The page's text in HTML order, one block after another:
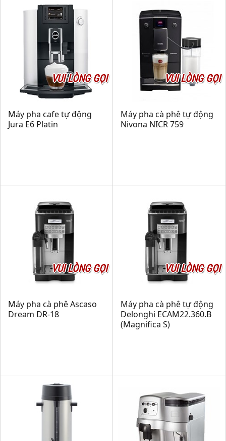
VUI LÒNG GỌI
Máy pha cafe tự động
Jura E6 Platin
VUI LÒNG GỌI
Máy pha cà phê tự động
Nivona NICR 759
VUI LÒNG GỌI
Máy pha cà phê Ascaso
Dream DR-18
VUI LÒNG GỌI
Máy pha cà phê tự động
Delonghi ECAM22.360.B
(Magnifica S)